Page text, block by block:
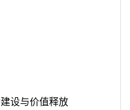
设与价值释放